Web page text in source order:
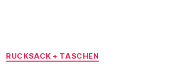
RUCKSACK + TASCHEN